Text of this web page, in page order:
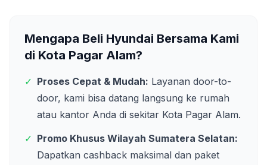
Mengapa Beli Hyundai Bersama Kami
di Kota Pagar Alam?
✓ Proses Cepat & Mudah: Layanan door-to-
door, kami bisa datang langsung ke rumah
atau kantor Anda di sekitar Kota Pagar Alam.
✓ Promo Khusus Wilayah Sumatera Selatan:
Dapatkan cashback maksimal dan paket